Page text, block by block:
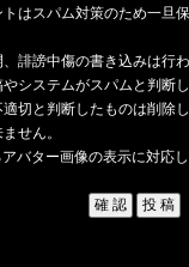
はスパム対策のため一旦
誹謗中傷の書き込みは行わ
システムがスパムと判断
切と判断したものは削除し
せん。
バター画像の表示に対応し